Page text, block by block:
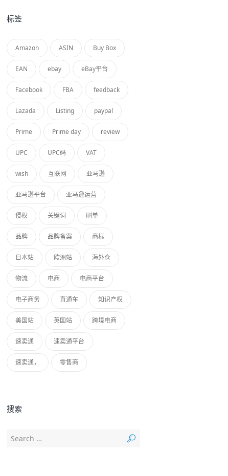
标签
Amazon ASIN Buy Box
EAN ebay eBay平台
Facebook FBA feedback
Lazada Listing paypal
Prime Prime day review
UPC UPC码 VAT
wish 互联网 亚马逊
亚马逊平台 亚马逊运营
侵权 关键词 刷单
品牌 品牌备案 商标
日本站 欧洲站 海外仓
物流 电商 电商平台
电子商务 直通车 知识产权
美国站 英国站 跨境电商
速卖通 速卖通平台
速卖通， 零售商
搜索